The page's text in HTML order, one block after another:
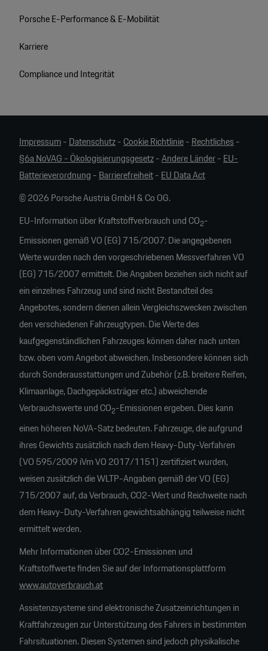
Porsche E-Performance & E-Mobilität
Karriere
Compliance und Integrität
Impressum-Datenschutz-Cookie Richtlinie-Rechtliches-
§6a NoVAG - Ökologisierungsgesetz-Andere Länder-EU-
Batterieverordnung -Barrierefreiheit-EU Data Act
© 2026 Porsche Austria GmbH & Co OG.
EU-Information über Kraftstoffverbrauch und CO2-
Emissionen gemäß VO (EG) 715/2007: Die angegebenen
Werte wurden nach den vorgeschriebenen Messverfahren VO
(EG) 715/2007 ermittelt. Die Angaben beziehen sich nicht auf
ein einzelnes Fahrzeug und sind nicht Bestandteil des
Angebotes, sondern dienen allein Vergleichszwecken zwischen
den verschiedenen Fahrzeugtypen. Die Werte des
kaufgegenständlichen Fahrzeuges können daher nach unten
bzw. oben vom Angebot abweichen. Insbesondere können sich
durch Sonderausstattungen und Zubehör (z.B. breitere Reifen,
Klimaanlage, Dachgepäcksträger etc.) abweichende
Verbrauchswerte und CO2-Emissionen ergeben. Dies kann
einen höheren NoVA-Satz bedeuten. Fahrzeuge, die aufgrund
ihres Gewichts zusätzlich nach dem Heavy-Duty-Verfahren
(VO 595/2009 iVm VO 2017/1151) zertifiziert wurden,
weisen zusätzlich die WLTP-Angaben gemäß der VO (EG)
715/2007 auf, da Verbrauch, CO2-Wert und Reichweite nach
dem Heavy-Duty-Verfahren gewichtsabhängig teilweise nicht
ermittelt werden.
Mehr Informationen über CO2-Emissionen und
Kraftstoffwerte finden Sie auf der Informationsplattform
www.autoverbrauch.at
Assistenzsysteme sind elektronische Zusatzeinrichtungen in
Kraftfahrzeugen zur Unterstützung des Fahrers in bestimmten
Fahrsituationen. Diesen Systemen sind jedoch physikalische